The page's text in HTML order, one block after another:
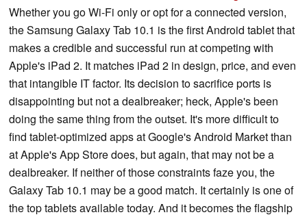
Whether you go Wi-Fi only or opt for a connected version,
the Samsung Galaxy Tab 10.1 is the first Android tablet that
makes a credible and successful run at competing with
Apple's iPad 2. It matches iPad 2 in design, price, and even
that intangible IT factor. Its decision to sacrifice ports is
disappointing but not a dealbreaker; heck, Apple's been
doing the same thing from the outset. It's more difficult to
find tablet-optimized apps at Google's Android Market than
at Apple's App Store does, but again, that may not be a
dealbreaker. If neither of those constraints faze you, the
Galaxy Tab 10.1 may be a good match. It certainly is one of
the top tablets available today. And it becomes the flagship